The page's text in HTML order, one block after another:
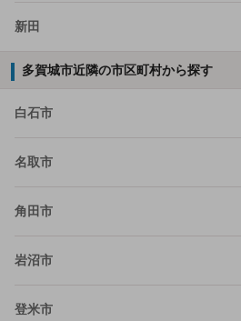
新田
多賀城市近隣の市区町村から探す
白石市
名取市
角田市
岩沼市
登米市